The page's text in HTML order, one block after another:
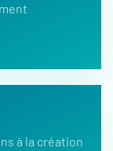
à la création